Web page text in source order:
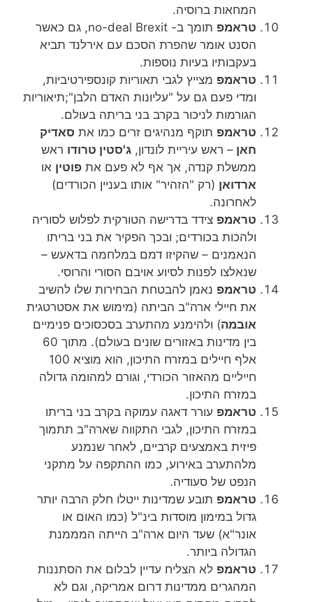
המחאות ברוסיה.
טראמפ
תומך ב- no-deal Brexit, גם כאשר
הסנט אומר שהפרת הסכם עם אירלנד תביא
בעקבותיו בעיות נוספות.
טראמפ מצייץ לגבי תאוריות קונספירטיביות,
ומדי פעם גם על "עליונות האדם הלבן";תיאוריות
הגורמות לניכור בקרב בני בריתה בעולם.
טראמפ תוקף מנהיגים זרים כמו את סאדיק
חאן – ראש עיריית לונדון, ג'סטין טרודו ראש
ממשלת קנדה, אך אף לא פעם את פוטין או
ארדואן (רק "הזהיר" אותו בעניין הכורדים)
לאחרונה.
טראמפ צידד בדרישה הטורקית לפלוש לסוריה
ולהכות בכורדים; ובכך הפקיר את בני בריתו
הנאמנים – שהקיזו דמם במלחמה בדאעש –
שנאלצו לפנות לסיוע אויבם הסורי והרוסי.
טראמפ נאמן להבטחת הבחירות שלו להשיב
את חיילי ארה"ב הביתה (מימוש את אסטרטגית
אובמה) ולהימנע מהתערב בסכסוכים פנימיים
בין מדינות באזורים שונים בעולם). מתוך 60
אלף חיילים במזרח התיכון, הוא מוציא 100
חייליים מהאזור הכורדי, וגורם למהומה גדולה
במזרח התיכון.
טראמפ עורר דאגה עמוקה בקרב בני בריתו
במזרח התיכון, לגבי התקווה שארה"ב תתמוך
פיזית באמצעים קרביים, לאחר שנמנע
מלהתערב באירוע, כמו ההתקפה על מתקני
הנפט של סעודיה.
טראמפ תובע שמדינות ייטלו חלק הרבה יותר
גדול במימון מוסדות בינ"ל (כמו האום או
אונר"א) שעד היום ארה"ב הייתה המממנת
הגדולה ביותר.
טראמפ לא הצליח עדיין לבלום את הסתננות
המהגרים ממדינות דרום אמריקה, וגם לא